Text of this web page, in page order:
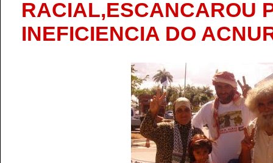
RACIAL,ESCANCAROU
INEFICIENCIA DO